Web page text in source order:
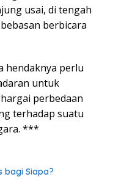
usai, di tengah
berbicara
hendaknya perlu
untuk
perbedaan
terhadap suatu
***
bagi Siapa?